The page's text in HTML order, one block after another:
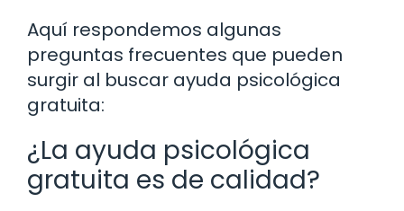
Aquí respondemos algunas
preguntas frecuentes que pueden
surgir al buscar ayuda psicológica
gratuita:
¿La ayuda psicológica
gratuita es de calidad?